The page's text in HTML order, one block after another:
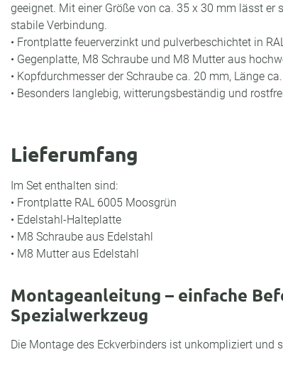
geeignet. Mit einer Größe von ca. 35 x 30 mm lässt er
stabile Verbindung.
• Frontplatte feuerverzinkt und pulverbeschichtet in
• Gegenplatte, M8 Schraube und M8 Mutter aus
• Kopfdurchmesser der Schraube ca. 20 mm, Länge
• Besonders langlebig, witterungsbeständig und
Lieferumfang
Im Set enthalten sind:
• Frontplatte RAL 6005 Moosgrün
• Edelstahl-Halteplatte
• M8 Schraube aus Edelstahl
• M8 Mutter aus Edelstahl
Montageanleitung – einfache
Spezialwerkzeug
Die Montage des Eckverbinders ist unkompliziert und